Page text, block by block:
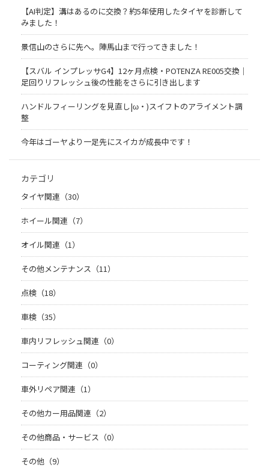
【AI判定】溝はあるのに交換？約5年使用したタイヤを診断して
みました！
景信山のさらに先へ。陣馬山まで行ってきました！
【スバル インプレッサG4】12ヶ月点検・POTENZA RE005交換｜
足回りリフレッシュ後の性能をさらに引き出します
ハンドルフィーリングを見直し|ω・)スイフトのアライメント調
整
今年はゴーヤより一足先にスイカが成長中です！
カテゴリ
タイヤ関連（30）
ホイール関連（7）
オイル関連（1）
その他メンテナンス（11）
点検（18）
車検（35）
車内リフレッシュ関連（0）
コーティング関連（0）
車外リペア関連（1）
その他カー用品関連（2）
その他商品・サービス（0）
その他（9）